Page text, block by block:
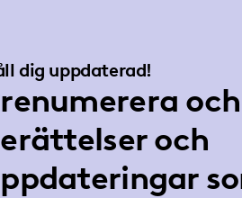
dig uppdaterad!
och